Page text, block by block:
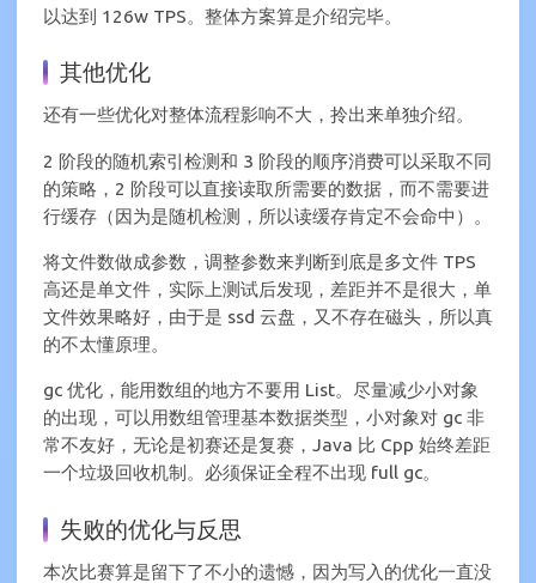
以达到 126w TPS。整体方案算是介绍完毕。
其他优化
还有一些优化对整体流程影响不大，拎出来单独介绍。
2 阶段的随机索引检测和 3 阶段的顺序消费可以采取不同
的策略，2 阶段可以直接读取所需要的数据，而不需要进
行缓存（因为是随机检测，所以读缓存肯定不会命中）。
将文件数做成参数，调整参数来判断到底是多文件 TPS
高还是单文件，实际上测试后发现，差距并不是很大，单
文件效果略好，由于是 ssd 云盘，又不存在磁头，所以真
的不太懂原理。
gc 优化，能用数组的地方不要用 List。尽量减少小对象
的出现，可以用数组管理基本数据类型，小对象对 gc 非
常不友好，无论是初赛还是复赛，Java 比 Cpp 始终差距
一个垃圾回收机制。必须保证全程不出现 full gc。
失败的优化与反思
本次比赛算是留下了不小的遗憾，因为写入的优化一直没